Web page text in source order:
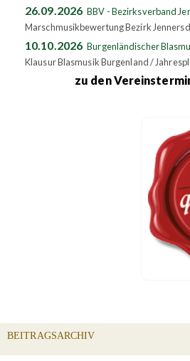
26.09.2026 BBV - Bezirksverband
Marschmusikbewertung Bezirk
10.10.2026 Burgenländischer
Klausur Blasmusik Burgenland /
zu den
BEITRAGSARCHIV